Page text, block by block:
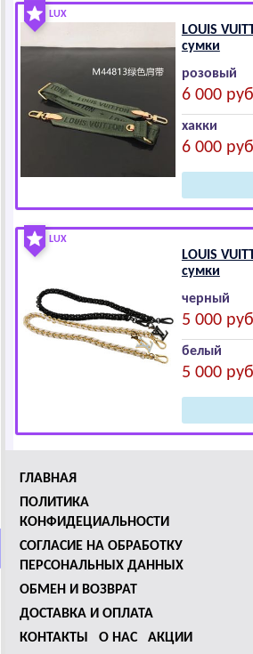
LUX
LОUIS
сумки
розовый
6 000
хакки
6 000
LUX
LОUIS
сумки
черный
5 000
белый
5 000
ГЛАВНАЯ
ПОЛИТИКА
КОНФИДЕЦИАЛЬНОСТИ
СОГЛАСИЕ НА ОБРАБОТКУ
ПЕРСОНАЛЬНЫХ ДАННЫХ
ОБМЕН И ВОЗВРАТ
ДОСТАВКА И ОПЛАТА
КОНТАКТЫ
О НАС АКЦИИ